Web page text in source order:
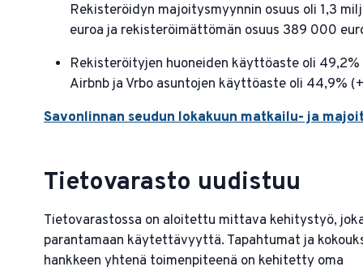
Rekisteröidyn majoitysmyynnin osuus oli 1,3
euroa ja rekisteröimättömän osuus 389 000
Rekisteröityjen huoneiden käyttöaste oli
Airbnb ja Vrbo asuntojen käyttöaste oli 44,9%
Savonlinnan seudun lokakuun matkailu- ja
Tietovarasto uudistuu
Tietovarastossa on aloitettu mittava kehitystyö,
parantamaan käytettävyyttä. Tapahtumat ja
hankkeen yhtenä toimenpiteenä on kehitetty oma